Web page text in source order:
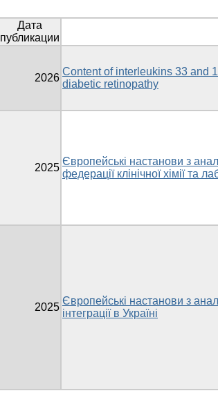
Дата
публикации
2026
Content of interleukins 33 and
diabetic retinopathy
2025
Європейські настанови з
федерації клінічної хімії та
2025
Європейські настанови з
інтеграції в Україні